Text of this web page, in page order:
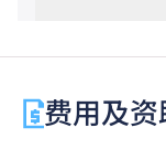
费用及资